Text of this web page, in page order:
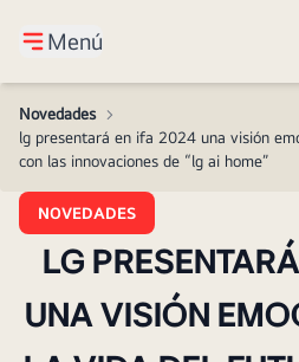
Menú
Novedades
>
lg presentará en ifa 2024 una visión
con las innovaciones de “lg ai home”
NOVEDADES
LG
UNA VISIÓN